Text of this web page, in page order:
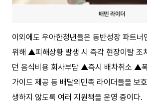
배민 라이더
이외에도 우아한청년들은 동반성장 파트너
위해 ▲피해상황 발생 시 즉각 현장이탈 조
던 음식비용 회사부담 ▲즉시 배차취소 ▲폭
가이드 제공 등 배달의민족 라이더들을 보
생하지 않도록 여러 지원책을 운영 중이다.